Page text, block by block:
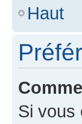
Haut
Si vous